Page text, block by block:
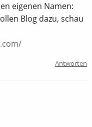
eigenen Namen:
Blog dazu, schau
Antworten